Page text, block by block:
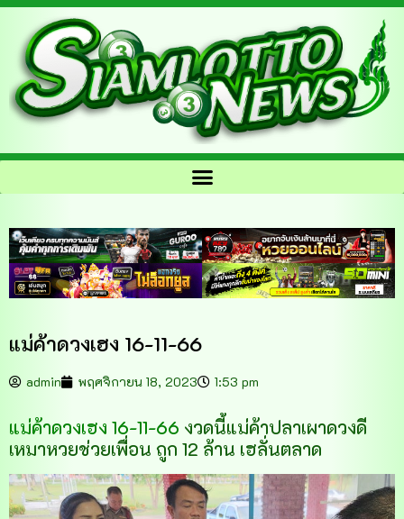
แม่ค้าดวงเฮง 16-11-66
admin พฤศจิกายน 18, 2023 1:53 pm
แม่ค้าดวงเฮง 16-11-66 งวดนี้แม่ค้าปลาเผาดวงดี
เหมาหวยช่วยเพื่อน ถูก 12 ล้าน เฮลั่นตลาด